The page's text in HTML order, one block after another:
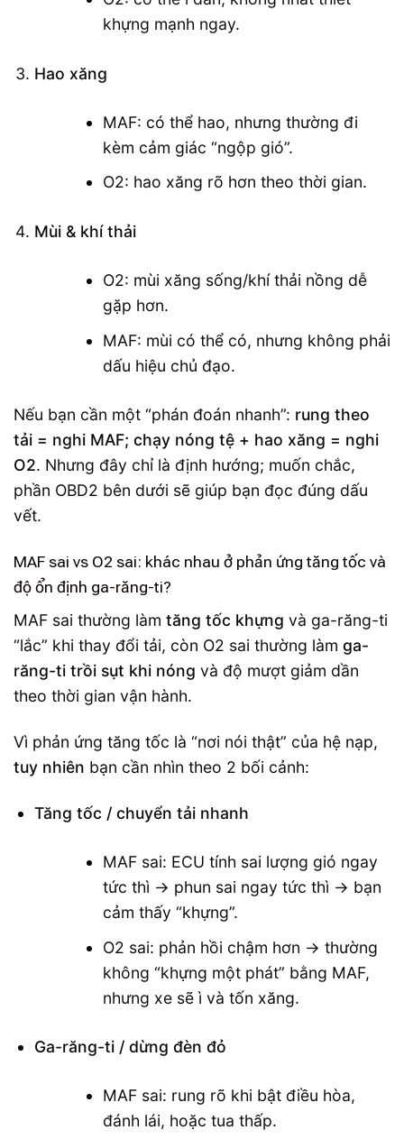
khựng mạnh ngay.
Hao xăng
MAF: có thể hao, nhưng thường đi
kèm cảm giác “ngộp gió”.
O2: hao xăng rõ hơn theo thời gian.
Mùi & khí thải
O2: mùi xăng sống/khí thải nồng dễ
gặp hơn.
MAF: mùi có thể có, nhưng không phải
dấu hiệu chủ đạo.
Nếu bạn cần một “phán đoán nhanh”: rung theo
tải = nghi MAF; chạy nóng tệ + hao xăng = nghi
O2. Nhưng đây chỉ là định hướng; muốn chắc,
phần OBD2 bên dưới sẽ giúp bạn đọc đúng dấu
vết.
MAF sai vs O2 sai: khác nhau ở phản ứng tăng tốc và
độ ổn định ga-răng-ti?
MAF sai thường làm tăng tốc khựng và ga-răng-ti
“lắc” khi thay đổi tải, còn O2 sai thường làm ga-
răng-ti trồi sụt khi nóng và độ mượt giảm dần
theo thời gian vận hành.
Vì phản ứng tăng tốc là “nơi nói thật” của hệ nạp,
tuy nhiên bạn cần nhìn theo 2 bối cảnh:
Tăng tốc / chuyển tải nhanh
MAF sai: ECU tính sai lượng gió ngay
tức thì → phun sai ngay tức thì → bạn
cảm thấy “khựng”.
O2 sai: phản hồi chậm hơn → thường
không “khựng một phát” bằng MAF,
nhưng xe sẽ ì và tốn xăng.
Ga-răng-ti / dừng đèn đỏ
MAF sai: rung rõ khi bật điều hòa,
đánh lái, hoặc tua thấp.